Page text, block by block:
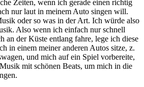
Zeiten, wenn ich gerade einen richtig
nur laut in meinem Auto singen will.
oder so was in der Art. Ich würde also
Also wenn ich einfach nur schnell
an der Küste entlang fahre, lege ich diese
in einem meiner anderen Autos sitze, z.
und mich auf ein Spiel vorbereite,
mit schönen Beats, um mich in die